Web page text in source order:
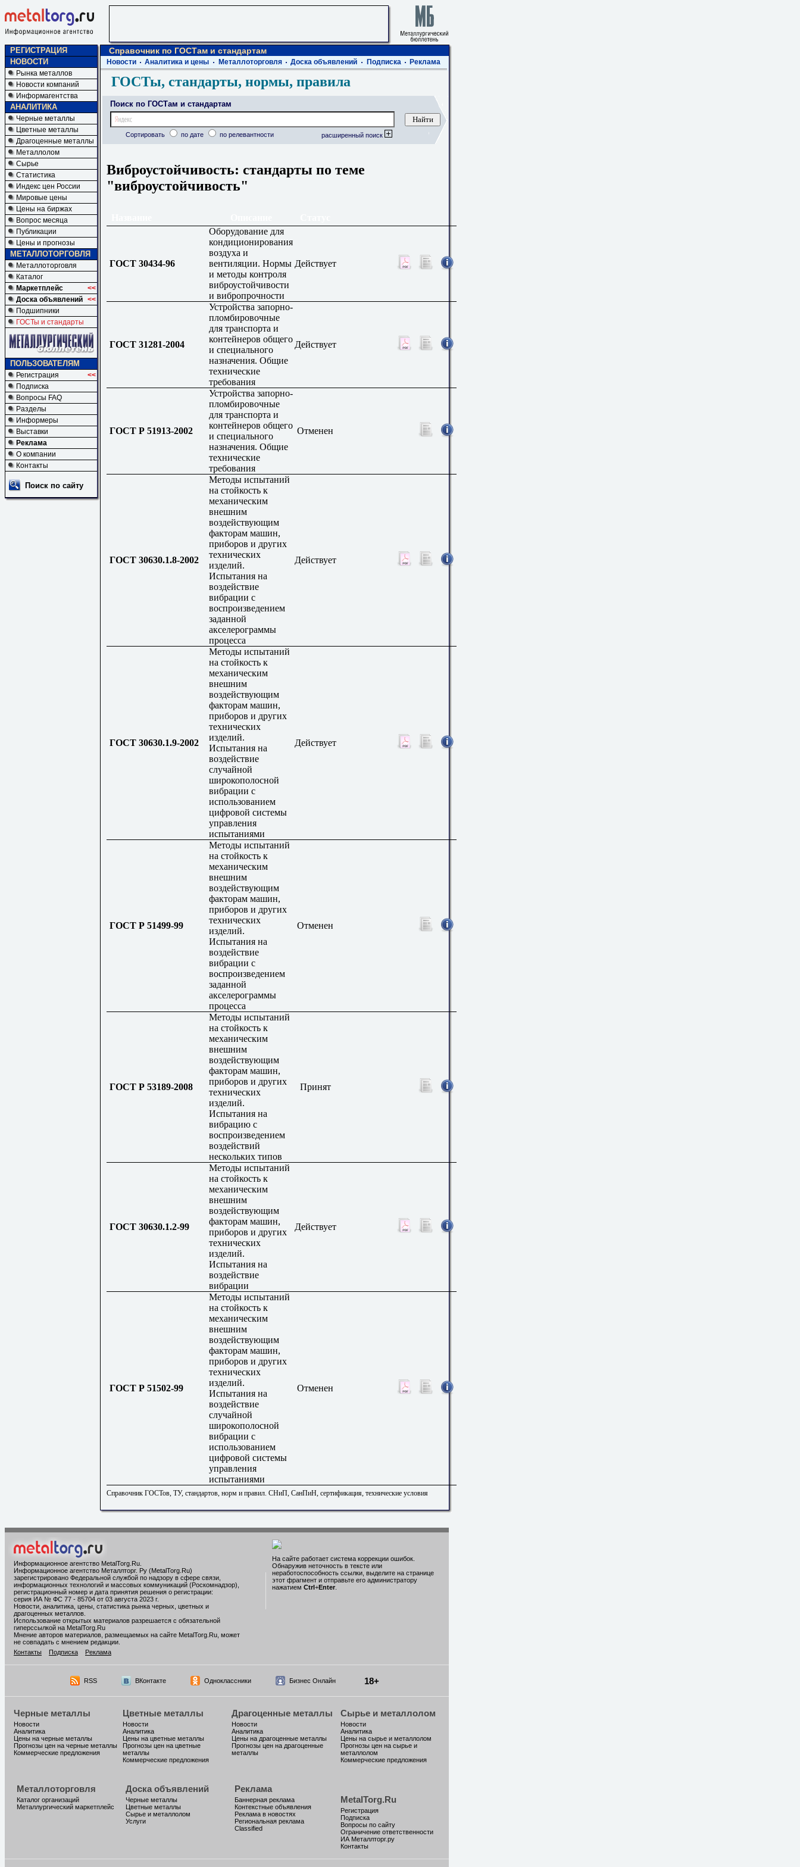
РЕГИСТРАЦИЯ
НОВОСТИ
Рынка металлов
Новости компаний
Информагентства
АНАЛИТИКА
Черные металлы
Цветные металлы
Драгоценные металлы
Металлолом
Сырье
Статистика
Индекс цен России
Мировые цены
Цены на биржах
Вопрос месяца
Публикации
Цены и прогнозы
МЕТАЛЛОТОРГОВЛЯ
Металлоторговля
Каталог
Маркетплейс
<<
Доска объявлений <<
Подшипники
ГОСТы и стандарты
ПОЛЬЗОВАТЕЛЯМ
Регистрация
<<
Подписка
Вопросы FAQ
Разделы
Информеры
Выставки
Реклама
О компании
Контакты
Поиск по сайту
Справочник по ГОСТам и стандартам
Новости Аналитика и цены Металлоторговля Доска объявлений Подписка Реклама
ГОСТы, стандарты, нормы, правила
Поиск по ГОСТам и стандартам
Сортировать по дате по релевантности расширенный поиск
Виброустойчивость: стандарты по теме
"виброустойчивость"
ГОСТ 30434-96
Оборудование для
кондиционирования
воздуха и
вентиляции. Нормы
и методы контроля
виброустойчивости
и вибропрочности
Действует
ГОСТ 31281-2004
Устройства запорно-
пломбировочные
для транспорта и
контейнеров общего
и специального
назначения. Общие
технические
требования
Действует
ГОСТ Р 51913-2002
Устройства запорно-
пломбировочные
для транспорта и
контейнеров общего
и специального
назначения. Общие
технические
требования
Отменен
ГОСТ 30630.1.8-2002
Методы испытаний
на стойкость к
механическим
внешним
воздействующим
факторам машин,
приборов и других
технических
изделий.
Испытания на
воздействие
вибрации с
воспроизведением
заданной
акселерограммы
процесса
Действует
ГОСТ 30630.1.9-2002
Методы испытаний
на стойкость к
механическим
внешним
воздействующим
факторам машин,
приборов и других
технических
изделий.
Испытания на
воздействие
случайной
широкополосной
вибрации с
использованием
цифровой системы
управления
испытаниями
Действует
ГОСТ Р 51499-99
Методы испытаний
на стойкость к
механическим
внешним
воздействующим
факторам машин,
приборов и других
технических
изделий.
Испытания на
воздействие
вибрации с
воспроизведением
заданной
акселерограммы
процесса
Отменен
ГОСТ Р 53189-2008
Методы испытаний
на стойкость к
механическим
внешним
воздействующим
факторам машин,
приборов и других
технических
изделий.
Испытания на
вибрацию с
воспроизведением
воздействий
нескольких типов
Принят
ГОСТ 30630.1.2-99
Методы испытаний
на стойкость к
механическим
внешним
воздействующим
факторам машин,
приборов и других
технических
изделий.
Испытания на
воздействие
вибрации
Действует
ГОСТ Р 51502-99
Методы испытаний
на стойкость к
механическим
внешним
воздействующим
факторам машин,
приборов и других
технических
изделий.
Испытания на
воздействие
случайной
широкополосной
вибрации с
использованием
цифровой системы
управления
испытаниями
Отменен
Справочник ГОСТов, ТУ, стандартов, норм и правил. СНиП, СанПиН, сертификация, технические условия
Информационное агентство MetalTorg.Ru
Информационное агентство Металлторг. Ру (MetalTorg.Ru)
зарегистрировано Федеральной службой по надзору в сфере связи,
информационных технологий и массовых коммуникаций (Роскомнадзор),
регистрационный номер и дата принятия решения о регистрации:
серия ИА № ФС 77 - 85704 от 03 августа 2023 г.
Новости, аналитика, цены, статистика рынка черных, цветных и
драгоценных металлов.
Использование открытых материалов разрешается с обязательной
гиперссылкой на MetalTorg.Ru
Мнение авторов материалов, размещаемых на сайте MetalTorg.Ru, может
не совпадать с мнением редакции.
Контакты
Подписка Реклама
На сайте работает система коррекции ошибок.
Обнаружив неточность в тексте или
неработоспособность ссылки, выделите на странице
этот фрагмент и отправьте его администратору
нажатием Ctrl+Enter
RSS ВКонтакте Одноклассники Бизнес Онлайн 18+
Черные металлы
Новости
Аналитика
Цены на черные металлы
Прогнозы цен на черные металлы
Коммерческие предложения
Цветные металлы
Новости
Аналитика
Цены на цветные металлы
Прогнозы цен на цветные
металлы
Коммерческие предложения
Драгоценные металлы
Новости
Аналитика
Цены на драгоценные металлы
Прогнозы цен на драгоценные
металлы
Сырье и металлолом
Новости
Аналитика
Цены на сырье и металлолом
Прогнозы цен на сырье и
металлолом
Коммерческие предложения
Металлоторговля
Каталог организаций
Металлургический маркетплейс
Доска объявлений
Черные металлы
Цветные металлы
Сырье и металлолом
Услуги
Реклама
Баннерная реклама
Контекстные объявления
Реклама в новостях
Региональная реклама
Classified
MetalTorg.Ru
Регистрация
Подписка
Вопросы по сайту
Ограничение ответственности
ИА Металлторг.ру
Контакты